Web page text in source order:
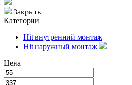
Закрыть
Категории
Hit внутренний монтаж
Hit наружный монтаж
Цена